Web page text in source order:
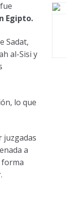
Egipto.
Sadat,
al-Sisi y
lo que
juzgadas
a
forma